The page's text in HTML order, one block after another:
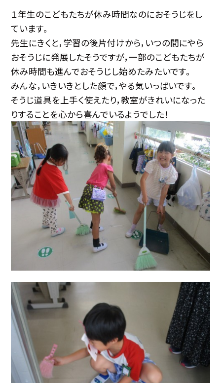
１年生のこどもたちが休み時間なのにおそうじをし
ています。
先生にきくと，学習の後片付けから，いつの間にやら
おそうじに発展したそうですが，一部のこどもたちが
休み時間も進んでおそうじし始めたみたいです。
みんな，いきいきとした顔で，やる気いっぱいです。
そうじ道具を上手く使えたり，教室がきれいになった
りすることを心から喜んでいるようでした！